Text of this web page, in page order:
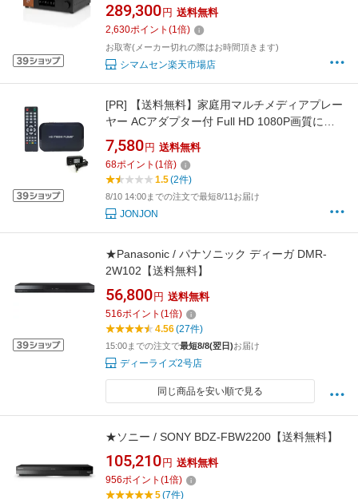
289,300 円 送料無料
2,630ポイント (1倍)
お取寄(メーカー切れの際はお時間頂きます)
シマムセン楽天市場店
[PR]
【送料無料】家庭用マルチメディアプレー
ヤー ACアダプター付 Full HD 1080P画質に対
応 オート電源 レジュームあり テレビやモニタ
ーで再生 HDMI ポータブルメディアプレーヤー
7,580 円 送料無料
68ポイント (1倍)
1.5(2件)
8/10 14:00までの注文で最短8/11お届け
JONJON
★Panasonic / パナソニック ディーガ DMR-
2W102【送料無料】
56,800 円 送料無料
516ポイント (1倍)
4.56(27件)
15:00までの注文で最短8/8(翌日)お届け
ディーライズ2号店
同じ商品を安い順で見る
★ソニー / SONY BDZ-FBW2200【送料無料】
105,210 円 送料無料
956ポイント (1倍)
5(7件)